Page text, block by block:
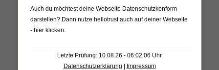
Auch du möchtest deine Webseite Datenschutzkonform
darstellen? Dann nutze hellotrust auch auf deiner Webseite
- hier klicken.
Letzte Prüfung: 10.08.26 - 06:02:06 Uhr
Datenschutzerklärung
Impressum